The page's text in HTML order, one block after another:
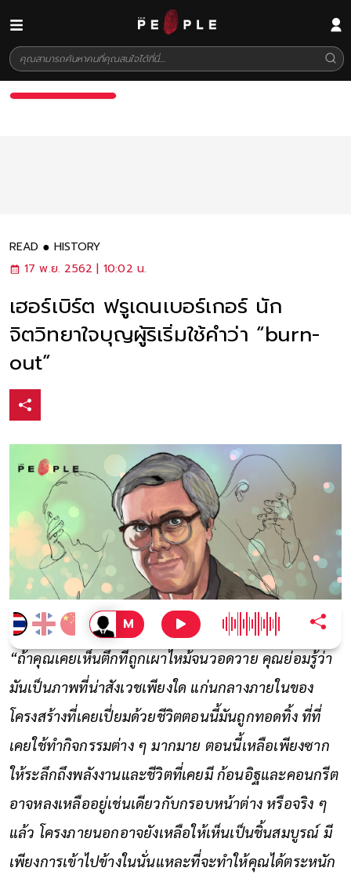
READ
HISTORY
17 พ.ย. 2562 | 10:02 น.
เฮอร์เบิร์ต ฟรูเดนเบอร์เกอร์ นัก
จิตวิทยาใจบุญผู้ริเริ่มใช้คำว่า “burn-
out”
“ถ้าคุณเคยเห็นตึกที่ถูกเผาไหม้จนวอดวาย คุณย่อมรู้ว่า
มันเป็นภาพที่น่าสังเวชเพียงใด แก่นกลางภายในของ
โครงสร้างที่เคยเปี่ยมด้วยชีวิตตอนนี้มันถูกทอดทิ้ง ที่ที่
เคยใช้ทำกิจกรรมต่าง ๆ มากมาย ตอนนี้เหลือเพียงซาก
ให้ระลึกถึงพลังงานและชีวิตที่เคยมี ก้อนอิฐและคอนกรีต
อาจหลงเหลืออยู่เช่นเดียวกับกรอบหน้าต่าง หรือจริง ๆ
แล้ว โครงภายนอกอาจยังเหลือให้เห็นเป็นชิ้นสมบูรณ์ มี
เพียงการเข้าไปข้างในนั่นแหละที่จะทำให้คุณได้ตระหนัก